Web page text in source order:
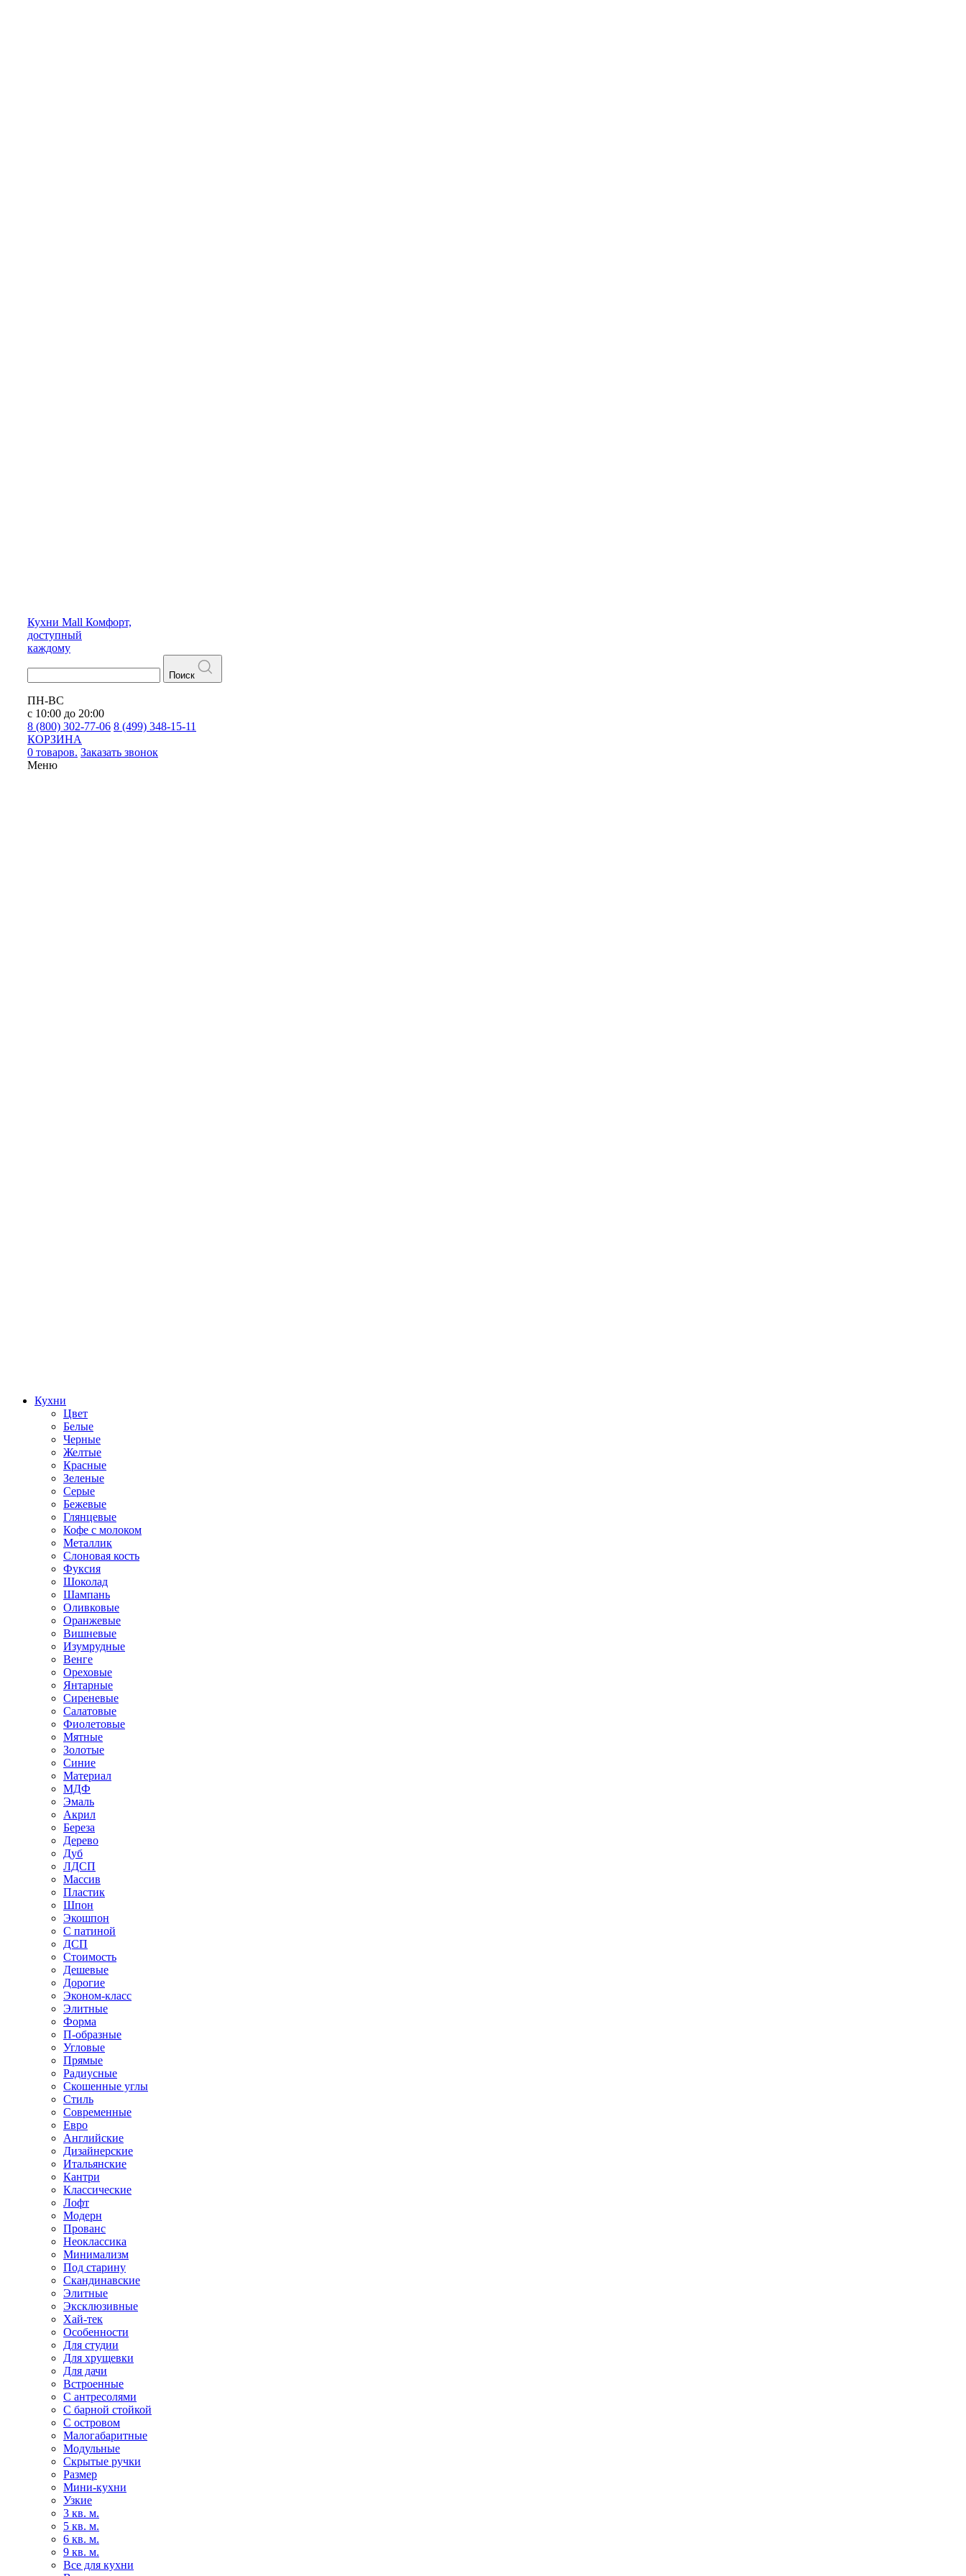
Кухни Mall Комфорт,
доступный
каждому
Поиск
ПН-ВС
с 10:00 до 20:00
8 (800) 302-77-06 8 (499) 348-15-11
КОРЗИНА
0 товаров. Заказать звонок
Меню
Кухни
Цвет
Белые
Черные
Желтые
Красные
Зеленые
Серые
Бежевые
Глянцевые
Кофе с молоком
Металлик
Слоновая кость
Фуксия
Шоколад
Шампань
Оливковые
Оранжевые
Вишневые
Изумрудные
Венге
Ореховые
Янтарные
Сиреневые
Салатовые
Фиолетовые
Мятные
Золотые
Синие
Материал
МДФ
Эмаль
Акрил
Береза
Дерево
Дуб
ЛДСП
Массив
Пластик
Шпон
Экошпон
С патиной
ДСП
Стоимость
Дешевые
Дорогие
Эконом-класс
Элитные
Форма
П-образные
Угловые
Прямые
Радиусные
Скошенные углы
Стиль
Современные
Евро
Английские
Дизайнерские
Итальянские
Кантри
Классические
Лофт
Модерн
Прованс
Неоклассика
Минимализм
Под старину
Скандинавские
Элитные
Эксклюзивные
Хай-тек
Особенности
Для студии
Для хрущевки
Для дачи
Встроенные
С антресолями
С барной стойкой
С островом
Малогабаритные
Модульные
Скрытые ручки
Размер
Мини-кухни
Узкие
3 кв. м.
5 кв. м.
6 кв. м.
9 кв. м.
Все для кухни